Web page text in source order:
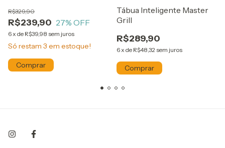
R$239,90
R$329,90
27% OFF
6 x de R$39,98 sem juros
Só restam 3 em estoque!
Comprar
Tábua Inteligente Master
Grill
R$289,90
6x de R$48,32 sem juros